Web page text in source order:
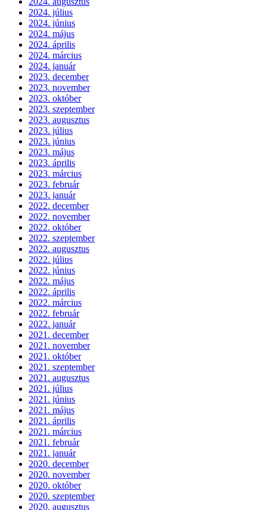
2024. július
2024. június
2024. május
2024. április
2024. március
2024. január
2023. december
2023. november
2023. október
2023. szeptember
2023. augusztus
2023. július
2023. június
2023. május
2023. április
2023. március
2023. február
2023. január
2022. december
2022. november
2022. október
2022. szeptember
2022. augusztus
2022. július
2022. június
2022. május
2022. április
2022. március
2022. február
2022. január
2021. december
2021. november
2021. október
2021. szeptember
2021. augusztus
2021. július
2021. június
2021. május
2021. április
2021. március
2021. február
2021. január
2020. december
2020. november
2020. október
2020. szeptember
2020. augusztus